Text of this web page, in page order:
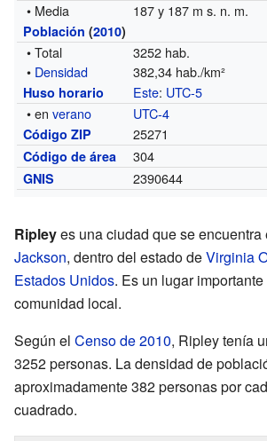
• Media 187 y 187 m s. n. m.
Población (2010)
• Total
3252 hab.
• Densidad 382,34 hab./km²
Huso horario Este: UTC-5
• enverano UTC-4
Código ZIP 25271
Código de área 304
GNIS 2390644
Ripleyes una ciudad que se encuentra
Jackson, dentro del estado deVirginia
Estados Unidos. Es un lugar
comunidad local.
Según el Censo de 2010, Ripley tenía
3252 personas. La densidad de
aproximadamente 382 personas por
cuadrado.